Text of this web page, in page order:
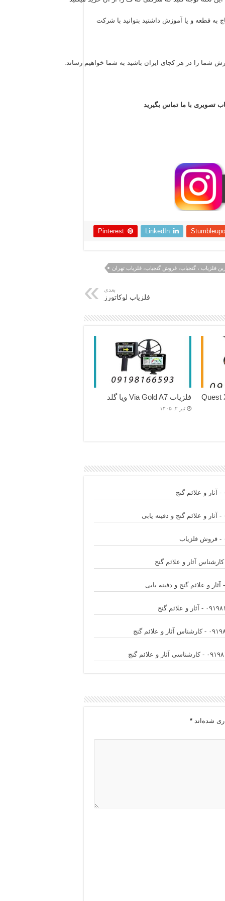
به قطعه و یا آموزش داشتید بتوانید با شرکت
شما را در هر کجای ایران باشید به شما خواهیم رساند.
تصویری با ما تماس بگیرید
LinkedIn
Pinterest
فلزیاب ، گنجیاب، فروش گنجیاب، فلزیاب تهران
بعدی
فلزیاب لوکاتورز
فلزیاب Via Gold A7 ویا گلد
تیر ۲, ۱۴۰۵
شده‌اند *